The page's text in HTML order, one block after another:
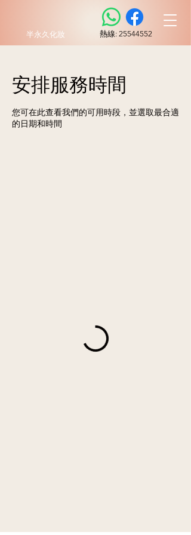
半永久化妝 ​熱線: 25544552
安排服務時間
您可在此查看我們的可用時段，並選取最合適
的日期和時間